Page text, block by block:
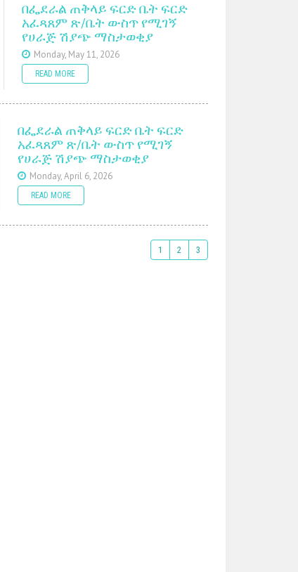
በፌደራል ጠቅላይ ፍርድ ቤት ፍርድ
አፈጻጸም ጽ/ቤት ውስጥ የሚገኝ
የሀራጅ ሽያጭ ማስታወቂያ
Monday, May 11, 2026
READ MORE
በፌደራል ጠቅላይ ፍርድ ቤት ፍርድ
አፈጻጸም ጽ/ቤት ውስጥ የሚገኝ
የሀራጅ ሽያጭ ማስታወቂያ
Monday, April 6, 2026
READ MORE
1 2 3